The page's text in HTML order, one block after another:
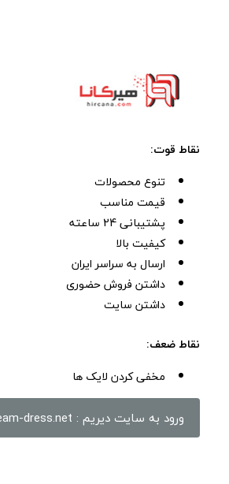
نقاط قوت:
تنوع محصولات
قیمت مناسب
پشتیبانی 24 ساعته
کیفیت بالا
ارسال به سراسر ایران
داشتن فروش حضوری
داشتن سایت
نقاط ضعف:
مخفی کردن لایک ها
ورود به سایت دیریم : dream-dress.net